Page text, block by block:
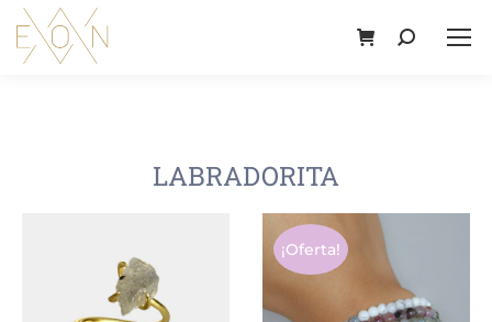
LABRADORITA
¡Oferta!